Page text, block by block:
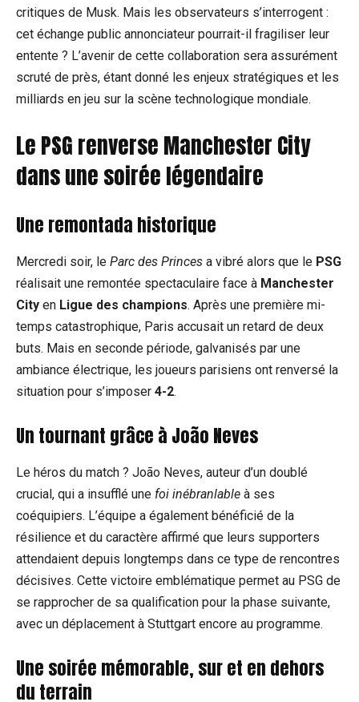
critiques de Musk. Mais les observateurs s’interrogent :
cet échange public annonciateur pourrait-il fragiliser leur
entente ? L’avenir de cette collaboration sera assurément
scruté de près, étant donné les enjeux stratégiques et les
milliards en jeu sur la scène technologique mondiale.
Le PSG renverse Manchester City
dans une soirée légendaire
Une remontada historique
Mercredi soir, le Parc des Princes a vibré alors que le PSG
réalisait une remontée spectaculaire face à Manchester
City en Ligue des champions. Après une première mi-
temps catastrophique, Paris accusait un retard de deux
buts. Mais en seconde période, galvanisés par une
ambiance électrique, les joueurs parisiens ont renversé la
situation pour s’imposer 4-2.
Un tournant grâce à João Neves
Le héros du match ? João Neves, auteur d’un doublé
crucial, qui a insufflé une foi inébranlable à ses
coéquipiers. L’équipe a également bénéficié de la
résilience et du caractère affirmé que leurs supporters
attendaient depuis longtemps dans ce type de rencontres
décisives. Cette victoire emblématique permet au PSG de
se rapprocher de sa qualification pour la phase suivante,
avec un déplacement à Stuttgart encore au programme.
Une soirée mémorable, sur et en dehors
du terrain